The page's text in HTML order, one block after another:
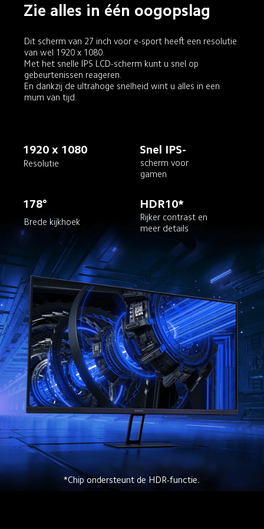
Zie alles in één oogopslag
Dit scherm van 27 inch voor e-sport heeft een resolutie
van wel 1920 x 1080.
Met het snelle IPS LCD-scherm kunt u snel op
gebeurtenissen reageren.
En dankzij de ultrahoge snelheid wint u alles in een
mum van tijd.
1920 x 1080 Snel IPS-
Resolutie
scherm voor
gamen
178° HDR10*
Brede kijkhoek
Rijker contrast en
meer details
*Chip ondersteunt de HDR-functie.